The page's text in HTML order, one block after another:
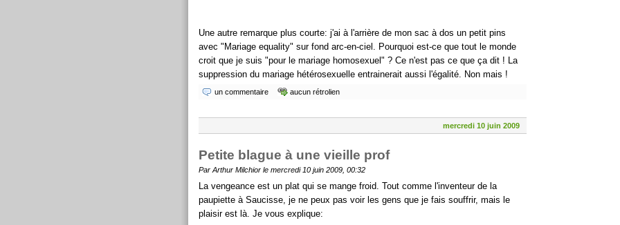
Une autre remarque plus courte: j'ai à l'arrière de mon sac à dos un petit pins
avec "Mariage equality" sur fond arc-en-ciel. Pourquoi est-ce que tout le monde
croit que je suis "pour le mariage homosexuel" ? Ce n'est pas ce que ça dit ! La
suppression du mariage hétérosexuelle entrainerait aussi l'égalité. Non mais !
un commentaire aucun rétrolien
mercredi 10 juin 2009
Petite blague à une vieille prof
Par Arthur Milchior le mercredi 10 juin 2009, 00:32
La vengeance est un plat qui se mange froid. Tout comme l'inventeur de la
paupiette à Saucisse, je ne peux pas voir les gens que je fais souffrir, mais le
plaisir est là. Je vous explique: